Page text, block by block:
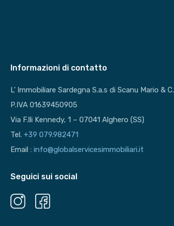
Informazioni di contatto
L’ Immobiliare Sardegna S.a.s di Scanu Mario & C.
P.IVA 01639450905
Via F.lli Kennedy, 1 – 07041 Alghero (SS)
Tel.+39 079.982471
Email :info@globalservicesimmobiliari.it
Seguici sui social